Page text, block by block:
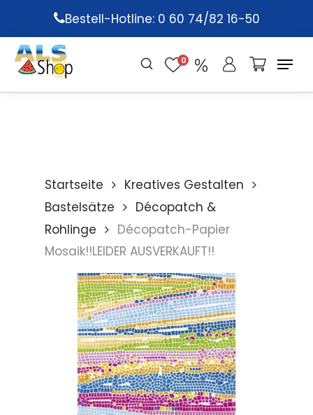
main
content
Bestell-Hotline: 0 60 74/82 16-50
0
Startseite
Kreatives Gestalten
Bastelsätze
Décopatch &
Rohlinge
Décopatch-Papier
Mosaik!!LEIDER AUSVERKAUFT!!